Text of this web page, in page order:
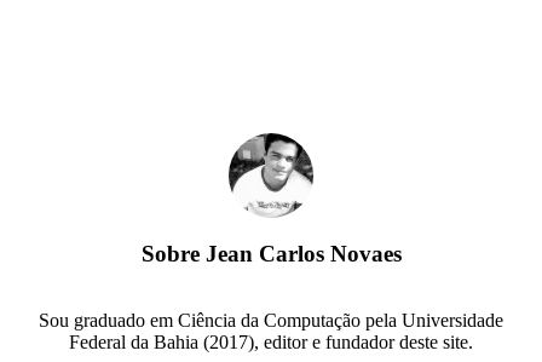
Sobre Jean Carlos Novaes
Sou graduado em Ciência da Computação pela Universidade
Federal da Bahia (2017), editor e fundador deste site.